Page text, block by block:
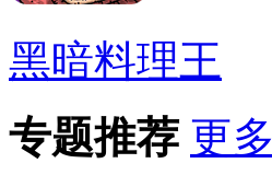
黑暗料理王
专题推荐 更多